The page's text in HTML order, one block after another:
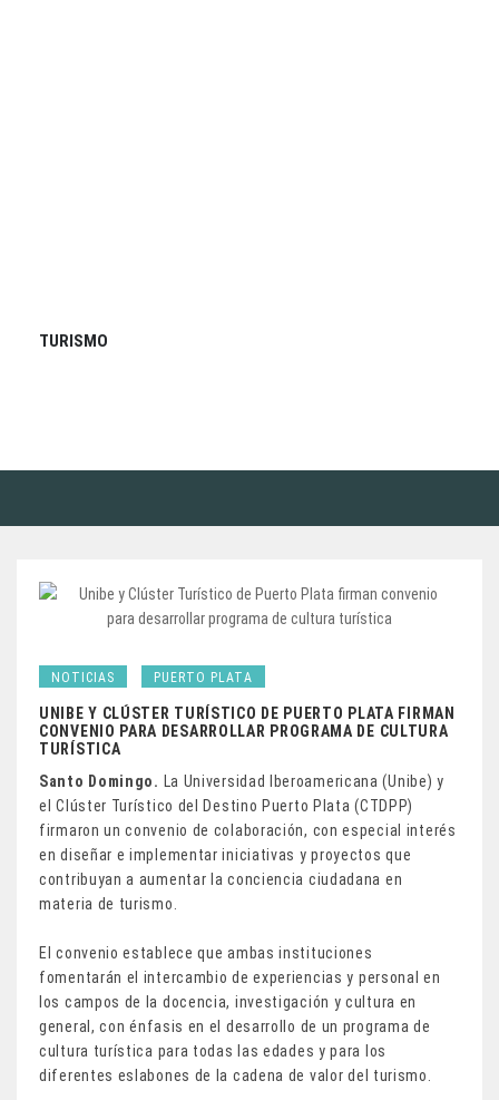
TURISMO
NOTICIAS PUERTO PLATA
UNIBE Y CLÚSTER TURÍSTICO DE PUERTO PLATA FIRMAN
CONVENIO PARA DESARROLLAR PROGRAMA DE CULTURA
TURÍSTICA
Santo Domingo. La Universidad Iberoamericana (Unibe) y
el Clúster Turístico del Destino Puerto Plata (CTDPP)
firmaron un convenio de colaboración, con especial interés
en diseñar e implementar iniciativas y proyectos que
contribuyan a aumentar la conciencia ciudadana en
materia de turismo.
El convenio establece que ambas instituciones
fomentarán el intercambio de experiencias y personal en
los campos de la docencia, investigación y cultura en
general, con énfasis en el desarrollo de un programa de
cultura turística para todas las edades y para los
diferentes eslabones de la cadena de valor del turismo.